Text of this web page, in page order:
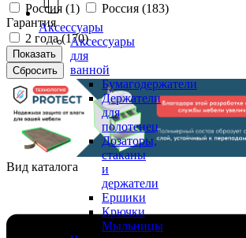
Аксессуары
Аксессуары
для
ванной
Бумагодержатели
Держатели
для
полотенец
Дозаторы,
стаканы
и
держатели
Ершики
Крючки
Мыльницы
Россия (1) Россия (183)
Гарантия
2 года (170)
Вид каталога